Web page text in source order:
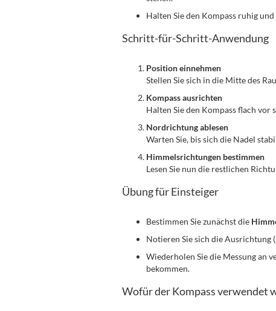
Halten Sie den Kompass ruhig
Schritt-für-Schritt-Anwendung
Position einnehmen
Stellen Sie sich in die Mitte des
Kompass ausrichten
Halten Sie den Kompass flach vor
Nordrichtung ablesen
Warten Sie, bis sich die Nadel
Himmelsrichtungen bestimmen
Lesen Sie nun die restlichen
Übung für Einsteiger
Bestimmen Sie zunächst die
Notieren Sie sich die Ausrichtung
Wiederholen Sie die Messung an
bekommen.
Wofür der Kompass verwendet